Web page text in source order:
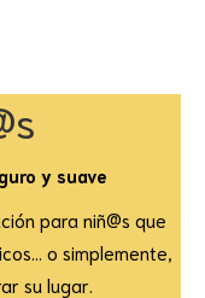
y suave
para niñ@s que
o simplemente,
su lugar.